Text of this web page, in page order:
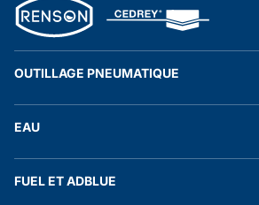
OUTILLAGE PNEUMATIQUE
Accessoires pneumatiques
EAU
Tuyaux
FUEL ET ADBLUE